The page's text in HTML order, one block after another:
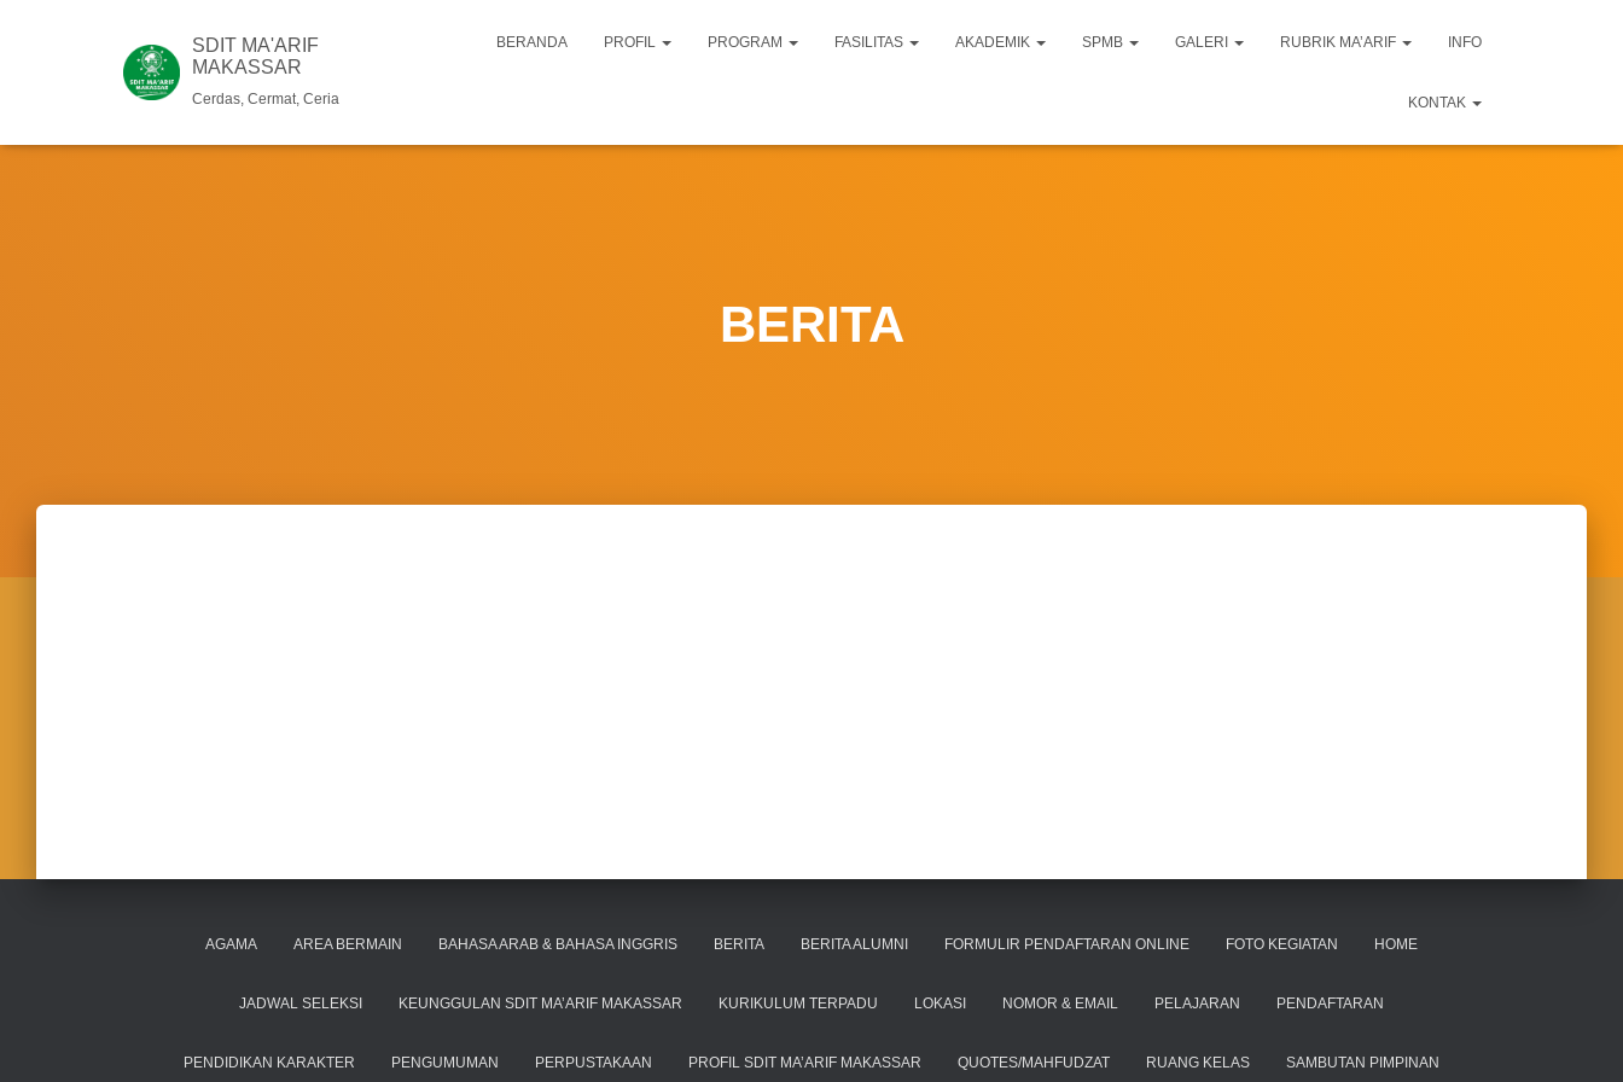
SDIT MA'ARIF
MAKASSAR
Cerdas, Cermat, Ceria
BERANDA PROFIL PROGRAM FASILITAS AKADEMIK SPMB GALERI RUBRIK MA’ARIF INFO
KONTAK
BERITA
AGAMA AREA BERMAIN BAHASA ARAB & BAHASA INGGRIS BERITA BERITA ALUMNI FORMULIR PENDAFTARAN ONLINE FOTO KEGIATAN HOME
JADWAL SELEKSI KEUNGGULAN SDIT MA’ARIF MAKASSAR KURIKULUM TERPADU LOKASI NOMOR & EMAIL PELAJARAN PENDAFTARAN
PENDIDIKAN KARAKTER PENGUMUMAN PERPUSTAKAAN PROFIL SDIT MA’ARIF MAKASSAR QUOTES/MAHFUDZAT RUANG KELAS SAMBUTAN PIMPINAN